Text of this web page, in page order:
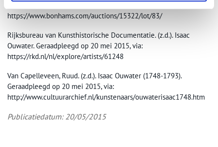
Amsterdam. Geraadpleegd op 20 mei 2015, via:
https://www.bonhams.com/auctions/15322/lot/83/
Rijksbureau van Kunsthistorische Documentatie. (z.d.). Isaac
Ouwater. Geraadpleegd op 20 mei 2015, via:
https://rkd.nl/nl/explore/artists/61248
Van Capelleveen, Ruud. (z.d.). Isaac Ouwater (1748-1793).
Geraadpleegd op 20 mei 2015, via:
http://www.cultuurarchief.nl/kunstenaars/ouwaterisaac1748.htm
Publicatiedatum: 20/05/2015